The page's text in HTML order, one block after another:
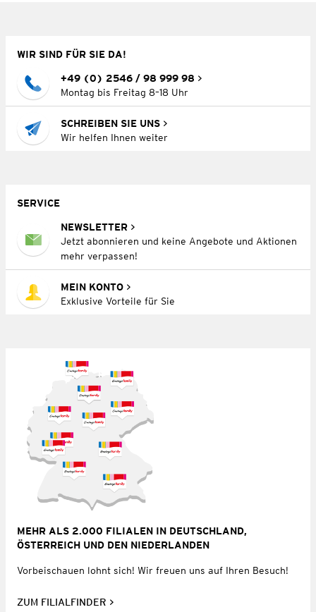
WIR SIND FÜR SIE DA!
+49 (0) 2546 / 98 999 98
Montag bis Freitag 8–18 Uhr
SCHREIBEN SIE UNS
Wir helfen Ihnen weiter
SERVICE
NEWSLETTER
Jetzt abonnieren und keine Angebote und Aktionen
mehr verpassen!
MEIN KONTO
Exklusive Vorteile für Sie
MEHR ALS 2.000 FILIALEN IN DEUTSCHLAND,
ÖSTERREICH UND DEN NIEDERLANDEN
Vorbeischauen lohnt sich! Wir freuen uns auf Ihren Besuch!
ZUM FILIALFINDER